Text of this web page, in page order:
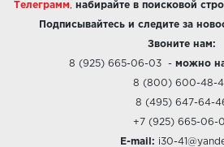
Телеграмм набирайте в поисковой
Подписывайтесь и следите за
Звоните нам:
8 (925) 665-06-03- можно
8 (800) 600-48-
8 (495) 647-64-
+7 (925) 665-06-
E-mail: i30-